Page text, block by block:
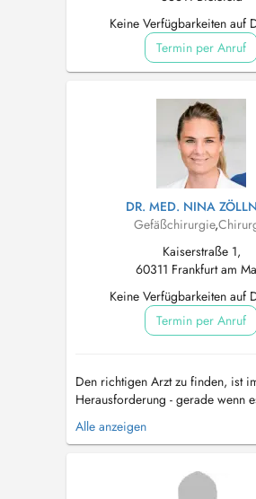
Keine Verfügbarkeiten auf
Termin per Anruf
DR. MED. NINA
Gefäßchirurgie,
Kaiserstraße 1,
60311 Frankfurt am
Keine Verfügbarkeiten auf
Termin per Anruf
Den richtigen Arzt zu finden, ist
Herausforderung - gerade wenn
chirurgische Eingriffe geht. In der
Praxis für Chirurgie und
Teams rund um Dr. med. Peter
med. Nina Zöllner, ihren Patienten
Alle anzeigen